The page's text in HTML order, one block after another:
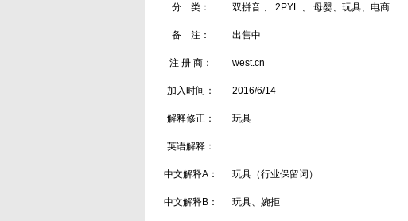
分 类： 双拼音 、 2PYL 、 母婴、玩具、电商
备 注： 出售中
注 册 商： west.cn
加入时间： 2016/6/14
解释修正： 玩具
英语解释：
中文解释A： 玩具（行业保留词）
中文解释B： 玩具、婉拒